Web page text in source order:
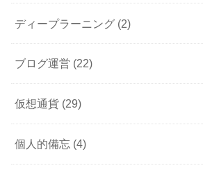
ディープラーニング (2)
ブログ運営 (22)
仮想通貨 (29)
個人的備忘 (4)